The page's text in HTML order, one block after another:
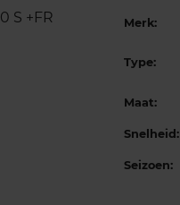
Merk:
Type:
Maat:
Snelheid:
Seizoen: